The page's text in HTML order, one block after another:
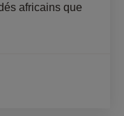
africains que